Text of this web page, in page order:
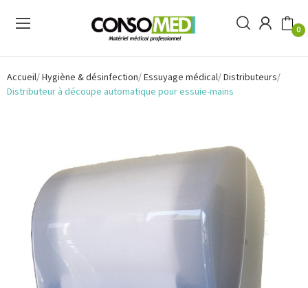
0
Accueil Hygiène & désinfection Essuyage médical Distributeurs
Distributeur à découpe automatique pour essuie-mains